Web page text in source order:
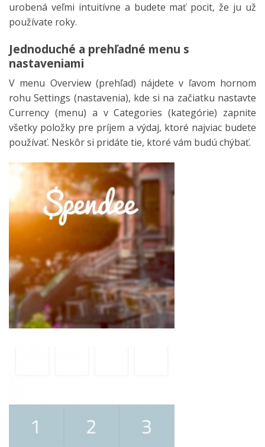
urobená veľmi intuitívne a budete mať pocit, že ju už
používate roky.
Jednoduché a prehľadné menu s
nastaveniami
V menu Overview (prehľad) nájdete v ľavom hornom
rohu Settings (nastavenia), kde si na začiatku nastavte
Currency (menu) a v Categories (kategórie) zapnite
všetky položky pre príjem a výdaj, ktoré najviac budete
používať. Neskôr si pridáte tie, ktoré vám budú chýbať.